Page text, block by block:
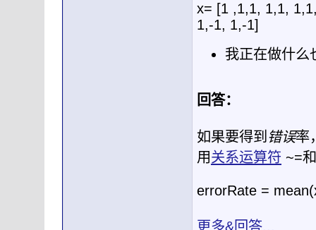
x= [1 ,1,1, 1,1,
1,-1, 1,-1]
我正在做什么
回答：
如果要得到 错误率
用关系运算符 ~=
errorRate =
更多&回答...